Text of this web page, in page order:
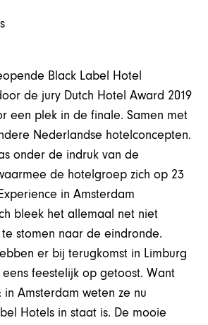
Black Label Hotel
de jury Dutch Hotel Award 2019
een plek in de finale. Samen met
Nederlandse hotelconcepten.
onder de indruk van de
de hotelgroep zich op 23
in Amsterdam
bleek het allemaal net niet
stomen naar de eindronde.
er bij terugkomst in Limburg
eens feestelijk op getoost. Want
in Amsterdam weten ze nu
Hotels in staat is. De mooie